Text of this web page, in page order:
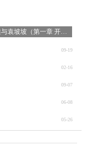
路笛雅与袁坡坡（第一章 开学啦）
09-19
02-16
09-07
06-08
05-26